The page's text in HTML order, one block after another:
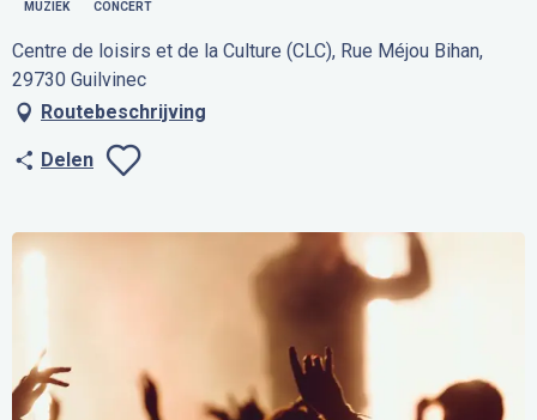
MUZIEK CONCERT
Centre de loisirs et de la Culture (CLC), Rue Méjou Bihan,
29730 Guilvinec
Routebeschrijving
Delen